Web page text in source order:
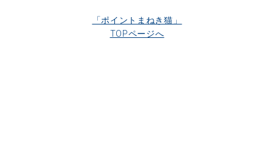
「ポイントまねき猫」
TOPページへ